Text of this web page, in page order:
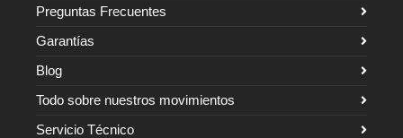
Preguntas Frecuentes
Garantías
Blog
Todo sobre nuestros movimientos
Servicio Técnico